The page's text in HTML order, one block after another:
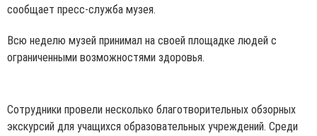
сообщает пресс-служба музея.
Всю неделю музей принимал на своей площадке людей с
ограниченными возможностями здоровья.
Сотрудники провели несколько благотворительных обзорных
экскурсий для учащихся образовательных учреждений. Среди